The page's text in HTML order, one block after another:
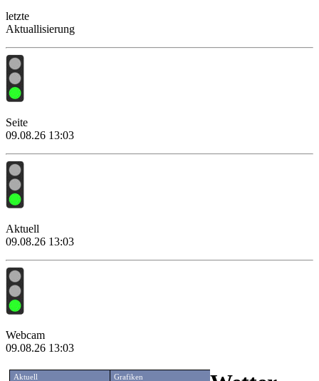
letzte
Aktuallisierung
Seite
09.08.26 13:03
Aktuell
09.08.26 13:03
Webcam
09.08.26 13:03
Aktuell Grafiken